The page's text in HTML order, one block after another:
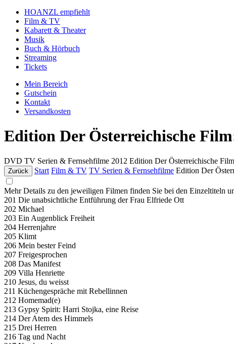
HOANZL empfiehlt
Film & TV
Kabarett & Theater
Musik
Buch & Hörbuch
Streaming
Tickets
Mein Bereich
Gutschein
Kontakt
Versandkosten
Edition Der Österreichische
DVD TV Serien & Fernsehfilme 2012 Edition Der Österreichische Film
Zurück Start Film & TV TV Serien & Fernsehfilme Edition Der
Mehr Details zu den jeweiligen Filmen finden Sie bei den Einzeltiteln
201 Die unabsichtliche Entführung der Frau Elfriede Ott
202 Michael
203 Ein Augenblick Freiheit
204 Herrenjahre
205 Klimt
206 Mein bester Feind
207 Freigesprochen
208 Das Manifest
209 Villa Henriette
210 Jesus, du weisst
211 Küchengespräche mit Rebellinnen
212 Homemad(e)
213 Gypsy Spirit: Harri Stojka, eine Reise
214 Der Atem des Himmels
215 Drei Herren
216 Tag und Nacht